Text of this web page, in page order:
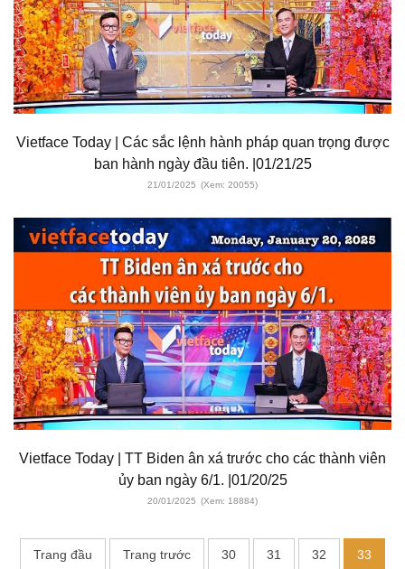
Vietface Today | Các sắc lệnh hành pháp quan trọng được
ban hành ngày đầu tiên. |01/21/25
21/01/2025 (Xem: 20055)
Vietface Today | TT Biden ân xá trước cho các thành viên
ủy ban ngày 6/1. |01/20/25
20/01/2025 (Xem: 18884)
Trang đầu Trang trước 30 31 32 33